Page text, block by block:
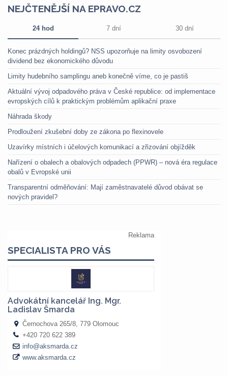
NEJČTENĚJŠÍ NA EPRAVO.CZ
24 hod 7 dní 30 dní
Konec prázdných holdingů? NSS upozorňuje na limity osvobození
dividend bez ekonomického důvodu
Limity hudebního samplingu aneb konečně víme, co je pastiš
Aktuální vývoj odpadového práva v České republice: od implementace
evropských cílů k praktickým problémům aplikační praxe
Náhrada škody
Prodloužení zkušební doby ze zákona po flexinovele
Uzavírky místních i účelových komunikací a zřizování objížděk
Nařízení o obalech a obalových odpadech (PPWR) – nová éra regulace
obalů v Evropské unii
Transparentní odměňování: Mají zaměstnavatelé důvod obávat se
nových pravidel?